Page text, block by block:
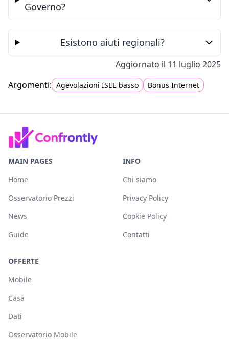
Governo?
Esistono aiuti regionali?
Aggiornato il 11 luglio 2025
Agevolazioni ISEE basso Bonus Internet
MAIN PAGES
Home
Osservatorio Prezzi
News
Guide
INFO
Chi siamo
Privacy Policy
Cookie Policy
Contatti
OFFERTE
Mobile
Casa
Dati
Osservatorio Mobile